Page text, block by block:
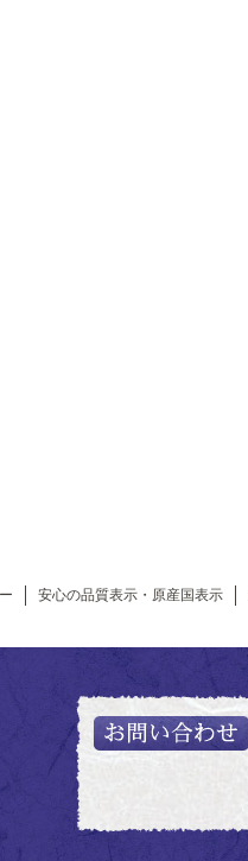
安心の品質表示・原産国表示